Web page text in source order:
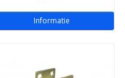
Informatie